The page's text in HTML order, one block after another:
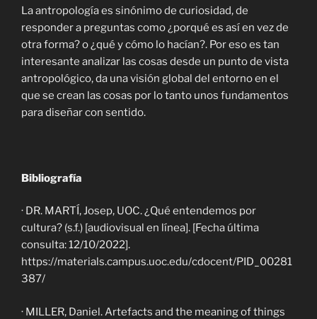
La antropología es sinónimo de curiosidad, de
responder a preguntas como ¿porqué es así en vez de
otra forma? o ¿qué y cómo lo hacían?. Por eso es tan
interesante analizar las cosas desde un punto de vista
antropológico, da una visión global del entorno en el
que se crean las cosas por lo tanto unos fundamentos
para diseñar con sentido.
Bibliografía
· DR. MARTÍ, Josep, UOC. ¿Qué entendemos por
cultura? (s.f.) [audiovisual en línea]. [Fecha última
consulta: 12/10/2022].
https://materials.campus.uoc.edu/cdocent/PID_00281
387/
· MILLER, Daniel. Artefacts and the meaning of things